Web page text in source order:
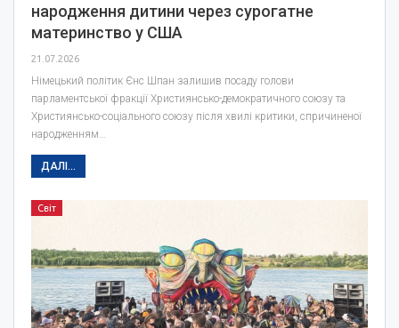
народження дитини через сурогатне
материнство у США
21.07.2026
Німецький політик Єнс Шпан залишив посаду голови
парламентської фракції Християнсько-демократичного союзу та
Християнсько-соціального союзу після хвилі критики, спричиненої
народженням…
ДАЛІ...
Світ